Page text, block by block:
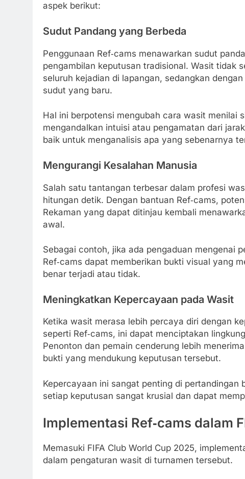
aspek berikut:
Sudut Pandang yang Berbeda
Penggunaan Ref‑cams menawarkan sudut
pengambilan keputusan tradisional. Wasit tidak
seluruh kejadian di lapangan, sedangkan
sudut yang baru.
Hal ini berpotensi mengubah cara wasit menilai
mengandalkan intuisi atau pengamatan dari
baik untuk menganalisis apa yang sebenarnya
Mengurangi Kesalahan Manusia
Salah satu tantangan terbesar dalam profesi
hitungan detik. Dengan bantuan Ref‑cams,
Rekaman yang dapat ditinjau kembali
awal.
Sebagai contoh, jika ada pengaduan mengenai
Ref‑cams dapat memberikan bukti visual yang
benar terjadi atau tidak.
Meningkatkan Kepercayaan pada Wasit
Ketika wasit merasa lebih percaya diri dengan
seperti Ref‑cams, ini dapat menciptakan
Penonton dan pemain cenderung lebih
bukti yang mendukung keputusan tersebut.
Kepercayaan ini sangat penting di pertandingan
setiap keputusan sangat krusial dan dapat
Implementasi Ref‑cams dalam
Memasuki FIFA Club World Cup 2025,
dalam pengaturan wasit di turnamen tersebut.